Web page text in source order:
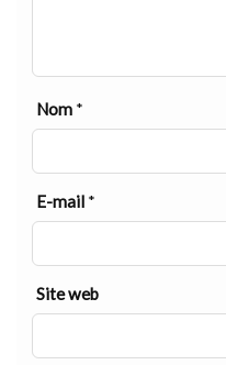
Nom *
E-mail *
Site web